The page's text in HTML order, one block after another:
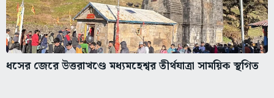
ধসের জেরে উত্তরাখণ্ডে মধ্যমহেশ্বর তীর্থযাত্রা সাময়িক স্থগিত